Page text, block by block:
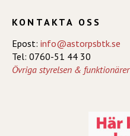
KONTAKTA OSS
Epost: info@astorpsbtk.se
Tel: 0760-51 44 30
Övriga styrelsen & funktionärer